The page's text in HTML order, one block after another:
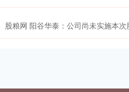
股粮网 阳谷华泰：公司尚未实施本次